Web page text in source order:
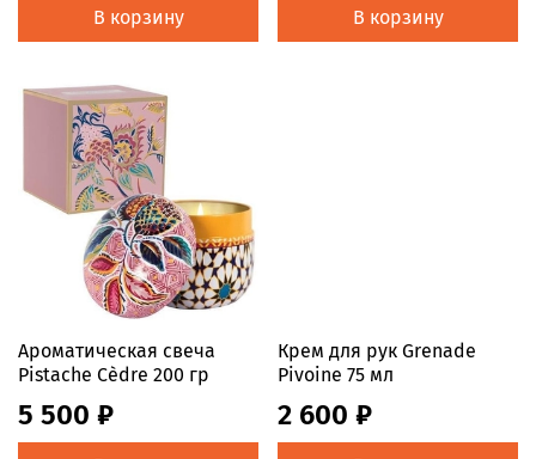
В корзину В корзину
Ароматическая свеча
Pistache Cèdre 200 гр
5 500 ₽
Крем для рук Grenade
Pivoine 75 мл
2 600 ₽